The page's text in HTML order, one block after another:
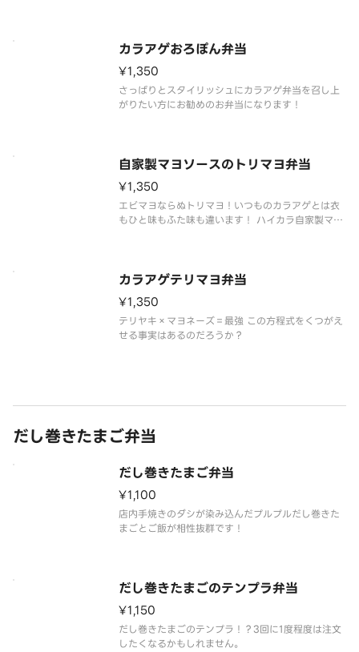
カラアゲおろぽん弁当
¥1,350
さっぱりとスタイリッシュにカラアゲ弁当を召し上
がりたい方にお勧めのお弁当になります！
自家製マヨソースのトリマヨ弁当
¥1,350
エビマヨならぬトリマヨ！いつものカラアゲとは衣
もひと味もふた味も違います！ ハイカラ自家製マヨ
カラアゲテリマヨ弁当
¥1,350
テリヤキ×マヨネーズ＝最強 この方程式をくつがえ
せる事実はあるのだろうか？
だし巻きたまご弁当
だし巻きたまご弁当
¥1,100
店内手焼きのダシが染み込んだプルプルだし巻きた
まごとご飯が相性抜群です！
だし巻きたまごのテンプラ弁当
¥1,150
だし巻きたまごのテンプラ！？3回に1度程度は注文
したくなるかもしれません。